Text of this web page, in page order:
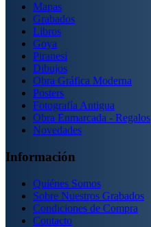
Mapas
Grabados
Libros
Goya
Piranesi
Dibujos
Obra Gráfica Moderna
Posters
Fotografía Antigua
Obra Enmarcada - Regalos
Novedades
Información
Quiénes Somos
Sobre Nuestros Grabados
Condiciones de Compra
Contacto